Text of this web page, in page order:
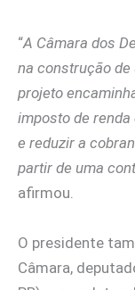
“A Câmara dos
na construção
projeto
imposto de renda
e reduzir a
partir de uma
afirmou.
O presidente
Câmara,